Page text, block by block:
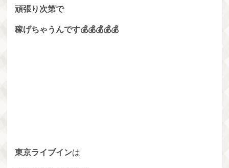
頑張り次第で
稼げちゃうんです💰💰💰💰💰
東京ライブインは